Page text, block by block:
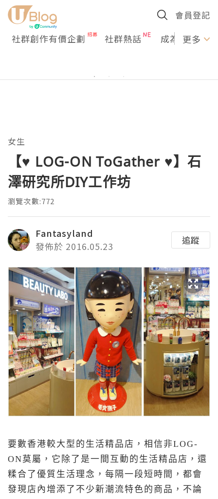
會員登記
社群創作有價企劃 社群熱話 成為U更多
女生
【♥ LOG-ON ToGather ♥】石
澤研究所DIY工作坊
瀏覽次數:772
Fantasyland
發佈於 2016.05.23
追蹤
要數香港較大型的生活精品店，相信非LOG-
ON莫屬，它除了是一間互動的生活精品店，還
糅合了優質生活理念，每隔一段短時間，都會
發現店內增添了不少新潮流特色的商品，不論